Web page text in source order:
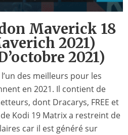
Maverick 18
2021)
2021)
des meilleurs pour les
en 2021. Il contient de
dont Dracarys, FREE et
Kodi 19 Matrix a restreint de
car il est généré sur